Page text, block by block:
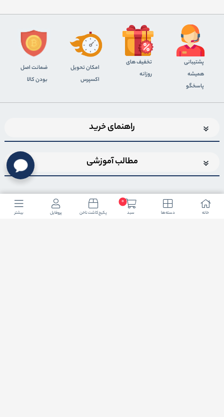
خانه دسته ها
0
سبد پکیج کاشت ناخن پروفایل بیشتر
پشتیبانی
همیشه
پاسخگو
تخفیف های
روزانه
اﻣﮑﺎن ﺗﺤﻮﯾﻞ
اﮐﺴﭙﺮس
ضمانت اصل
بودن کالا
راهنمای خرید
مطالب آموزشی